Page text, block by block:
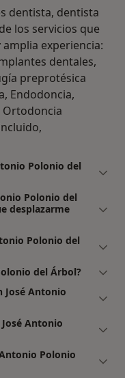
dentista, dentista
los servicios que
experiencia:
dentales,
preprotésica
Endodoncia,
Ortodoncia
Polonio del
Polonio del
desplazarme
Polonio del
del Árbol?
José Antonio
Antonio
Polonio